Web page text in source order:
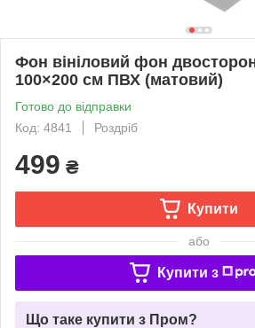
Фон вініловий фон
100×200 см ПВХ (матовий)
Готово до відправки
Код: 4841
Роздріб
499 ₴
Купити
або
Купити з
Що таке купити з Пром?